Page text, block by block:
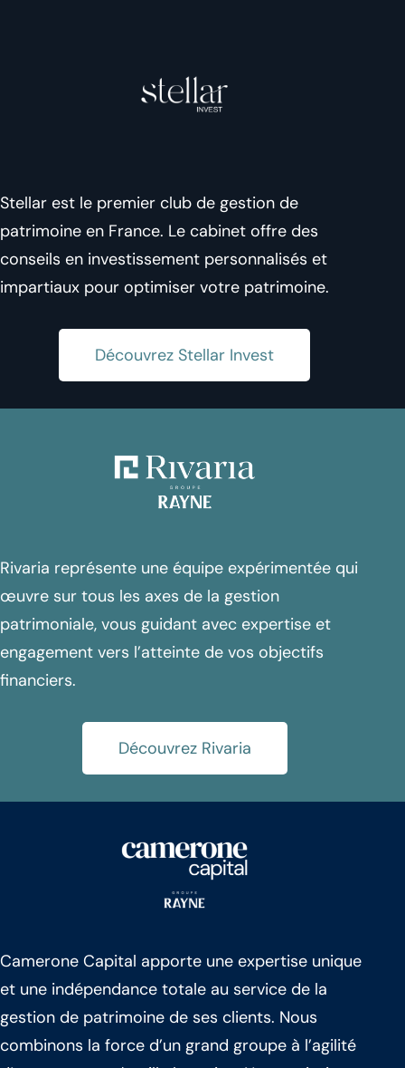
Stellar est le premier club de gestion de
patrimoine en France. Le cabinet offre des
conseils en investissement personnalisés et
impartiaux pour optimiser votre patrimoine.
Découvrez Stellar Invest
Rivaria représente une équipe expérimentée qui
œuvre sur tous les axes de la gestion
patrimoniale, vous guidant avec expertise et
engagement vers l’atteinte de vos objectifs
financiers.
Découvrez Rivaria
Camerone Capital apporte une expertise unique
et une indépendance totale au service de la
gestion de patrimoine de ses clients. Nous
combinons la force d’un grand groupe à l’agilité